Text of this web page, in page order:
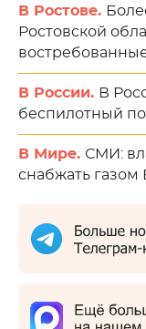
В Ростове.
Ростовской
В России. В
беспилотный
В Мире. СМИ:
снабжать газом